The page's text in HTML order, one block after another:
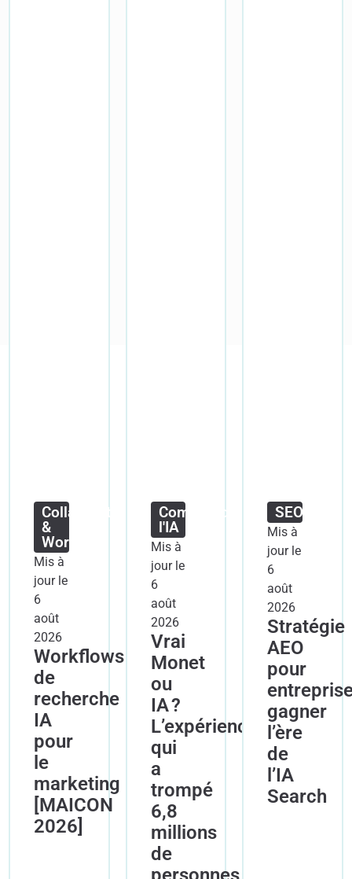
Collaboration
&
Workflow
Mis à
jour le
6
août
2026
Workflows
de
recherche
IA
pour
le
marketing
[MAICON
2026]
Comprendre
l'IA
Mis à
jour le
6
août
2026
Vrai
Monet
ou
IA ?
L’expérience
qui
a
trompé
6,8
millions
de
SEO
Mis à
jour le
6
août
2026
Stratégie
AEO
pour
gagner
l’ère
de
l’IA
Search